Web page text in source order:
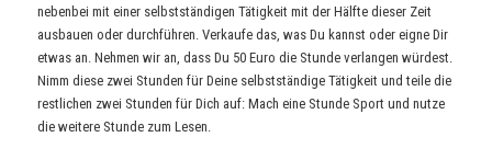
nebenbei mit einer selbstständigen Tätigkeit mit der Hälfte dieser Zeit
ausbauen oder durchführen. Verkaufe das, was Du kannst oder eigne Dir
etwas an. Nehmen wir an, dass Du 50 Euro die Stunde verlangen würdest.
Nimm diese zwei Stunden für Deine selbstständige Tätigkeit und teile die
restlichen zwei Stunden für Dich auf: Mach eine Stunde Sport und nutze
die weitere Stunde zum Lesen.